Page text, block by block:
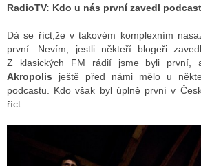
RadioTV: Kdo u nás první zavedl
Dá se říct,že v takovém komplexním
první. Nevím, jestli někteří blogeři
Z klasických FM rádií jsme byli první,
Akropolis ještě před námi mělo u
podcastu. Kdo však byl úplně první v
říct.